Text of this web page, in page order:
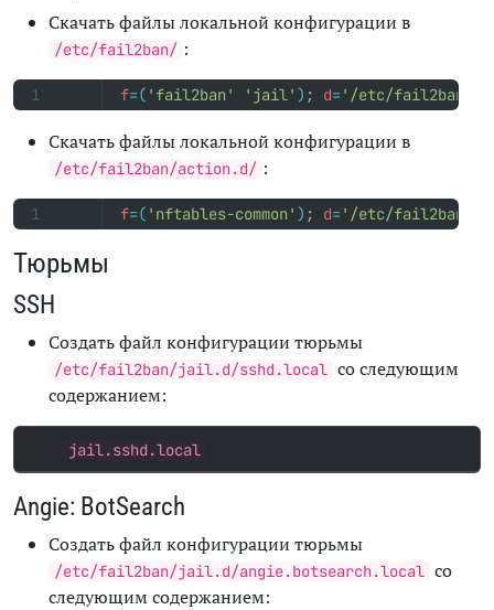
Скачать файлы локальной конфигурации в
/etc/fail2ban/ :
f=( 'fail2ban' 'jail' ) ; d='/etc/fail2ban'
Скачать файлы локальной конфигурации в
/etc/fail2ban/action.d/ :
f=( 'nftables-common' ) ; d='/etc/fail2ban/
Тюрьмы
SSH
Создать файл конфигурации тюрьмы
/etc/fail2ban/jail.d/sshd.local со следующим
содержанием:
jail.sshd.local
Angie: BotSearch
Создать файл конфигурации тюрьмы
/etc/fail2ban/jail.d/angie.botsearch.local со
следующим содержанием: